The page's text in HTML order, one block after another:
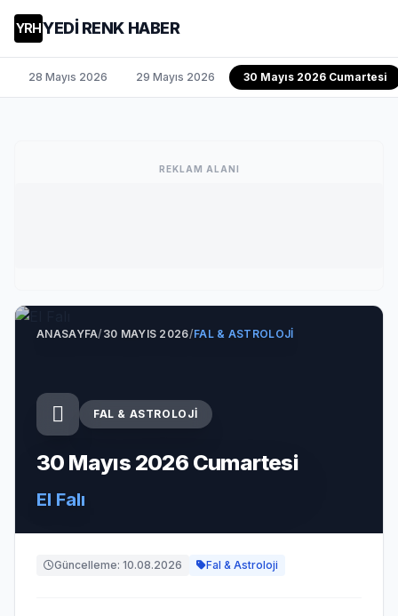
YRHYEDİ RENK HABER
28 Mayıs 2026 29 Mayıs 2026 30 Mayıs 2026 Cumartesi
REKLAM ALANI
ANASAYFA/30 MAYIS 2026/FAL & ASTROLOJI
FAL & ASTROLOJI
30 Mayıs 2026 Cumartesi
El Falı
Güncelleme: 10.08.2026 Fal & Astroloji